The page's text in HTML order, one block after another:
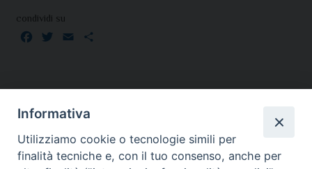
condividi su
Facebook
TwitterEmail
Informativa
Utilizziamo cookie o tecnologie simili per
finalità tecniche e, con il tuo consenso, anche per